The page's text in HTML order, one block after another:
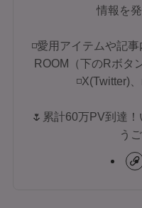
情報を
◽愛用アイテムや記
ROOM（下のRボタ
◽X(Twitter)
🌷累計60万PV到達
う